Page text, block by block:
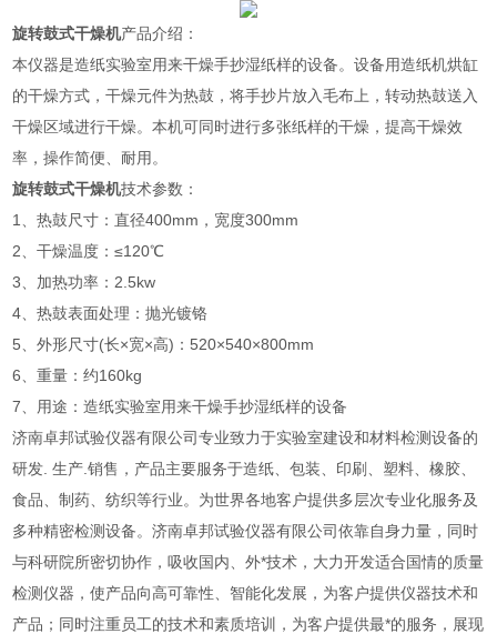
旋转鼓式干燥机产品介绍：
本仪器是造纸实验室用来干燥手抄湿纸样的设备。设备用造纸机烘缸
的干燥方式，干燥元件为热鼓，将手抄片放入毛布上，转动热鼓送入
干燥区域进行干燥。本机可同时进行多张纸样的干燥，提高干燥效
率，操作简便、耐用。
旋转鼓式干燥机技术参数：
1、热鼓尺寸：直径400mm，宽度300mm
2、干燥温度：≤120℃
3、加热功率：2.5kw
4、热鼓表面处理：抛光镀铬
5、外形尺寸(长×宽×高)：520×540×800mm
6、重量：约160kg
7、用途：造纸实验室用来干燥手抄湿纸样的设备
济南卓邦试验仪器有限公司专业致力于实验室建设和材料检测设备的
研发. 生产.销售，产品主要服务于造纸、包装、印刷、塑料、橡胶、
食品、制药、纺织等行业。为世界各地客户提供多层次专业化服务及
多种精密检测设备。济南卓邦试验仪器有限公司依靠自身力量，同时
与科研院所密切协作，吸收国内、外*技术，大力开发适合国情的质量
检测仪器，使产品向高可靠性、智能化发展，为客户提供仪器技术和
产品；同时注重员工的技术和素质培训，为客户提供最*的服务，展现